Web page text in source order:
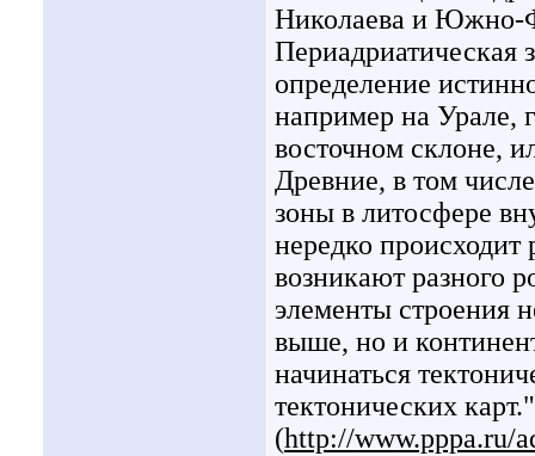
Николаева и Южно-
Периадриатическая
определение
например на Урале,
восточном склоне,
Древние, в том
зоны в литосфере
нередко
возникают разного
элементы строения
выше, но и
начинаться
тектонических карт."
(http://www.pppa.ru/